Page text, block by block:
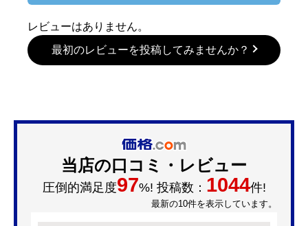
レビューはありません。
最初のレビューを投稿してみませんか？
当店の口コミ・レビュー
圧倒的満足度97%! 投稿数： 1044件!
最新の10件を表示しています。